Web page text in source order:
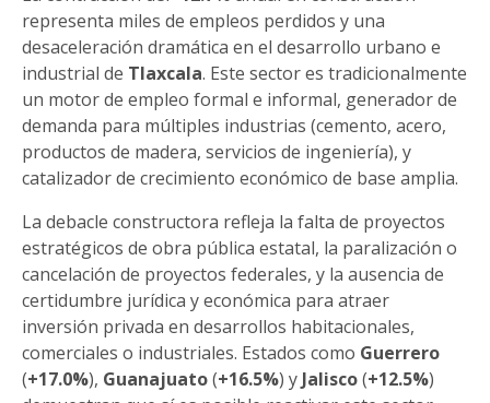
representa miles de empleos perdidos y una
desaceleración dramática en el desarrollo urbano e
industrial de Tlaxcala. Este sector es tradicionalmente
un motor de empleo formal e informal, generador de
demanda para múltiples industrias (cemento, acero,
productos de madera, servicios de ingeniería), y
catalizador de crecimiento económico de base amplia.
La debacle constructora refleja la falta de proyectos
estratégicos de obra pública estatal, la paralización o
cancelación de proyectos federales, y la ausencia de
certidumbre jurídica y económica para atraer
inversión privada en desarrollos habitacionales,
comerciales o industriales. Estados como Guerrero
(+17.0%), Guanajuato(+16.5%) y Jalisco(+12.5%)